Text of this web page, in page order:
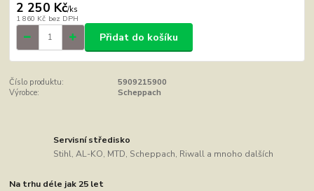
2 250 Kč/ks
1 860 Kč bez DPH
Přidat do košíku
Číslo produktu:
5909215900
Výrobce:
Scheppach
Servisní středisko
Stihl, AL-KO, MTD, Scheppach, Riwall a mnoho dalších
Na trhu déle jak 25 let